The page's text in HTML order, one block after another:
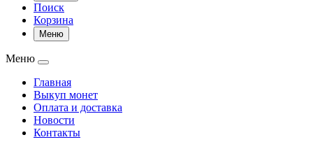
Поиск
Корзина
Меню
Меню
Главная
Выкуп монет
Оплата и доставка
Новости
Контакты